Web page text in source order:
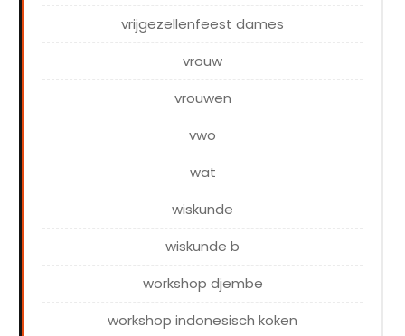
vrijgezellenfeest dames
vrouw
vrouwen
vwo
wat
wiskunde
wiskunde b
workshop djembe
workshop indonesisch koken